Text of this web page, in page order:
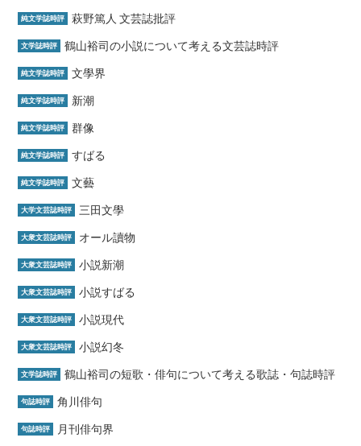
純文学誌時評 萩野篤人 文芸誌批評
文学誌時評 鶴山裕司の小説について考える文芸誌時評
純文学誌時評 文學界
純文学誌時評 新潮
純文学誌時評 群像
純文学誌時評 すばる
純文学誌時評 文藝
大学文芸誌時評 三田文學
大衆文芸誌時評 オール讀物
大衆文芸誌時評 小説新潮
大衆文芸誌時評 小説すばる
大衆文芸誌時評 小説現代
大衆文芸誌時評 小説幻冬
文学誌時評 鶴山裕司の短歌・俳句について考える歌誌・句誌時評
句誌時評 角川俳句
句誌時評 月刊俳句界